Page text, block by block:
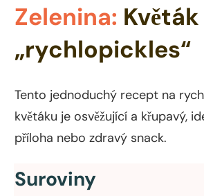
Zelenina:
„rychlopickles“
Tento jednoduchý recept na
květáku je osvěžující a křupavý,
příloha nebo zdravý snack.
Suroviny